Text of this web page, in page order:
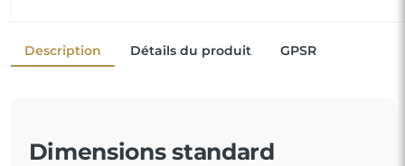
Description Détails du produit GPSR
Dimensions standard